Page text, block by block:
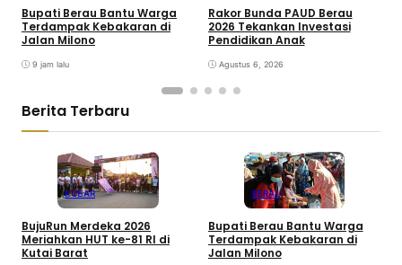
Bupati Berau Bantu Warga
Terdampak Kebakaran di
Jalan Milono
9 jam lalu
Rakor Bunda PAUD Berau
2026 Tekankan Investasi
Pendidikan Anak
Agustus 6, 2026
Berita Terbaru
KUBAR
BujuRun Merdeka 2026
Meriahkan HUT ke-81 RI di
Kutai Barat
BERAU
Bupati Berau Bantu Warga
Terdampak Kebakaran di
Jalan Milono